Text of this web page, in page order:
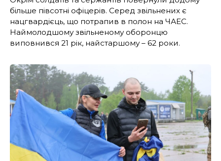
більше півсотні офіцерів. Серед звільнених є
нацгвардієць, що потрапив в полон на ЧАЕС.
Наймолодшому звільненому оборонцю
виповнився 21 рік, найстаршому – 62 роки.